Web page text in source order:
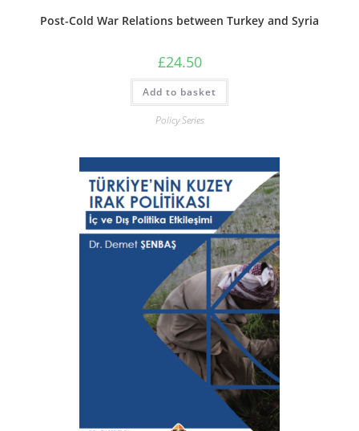
Post-Cold War Relations between Turkey and Syria
£24.50
Add to basket
Policy Series